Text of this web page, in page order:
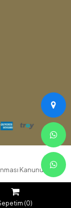
Kanunu
Şartları
(0)